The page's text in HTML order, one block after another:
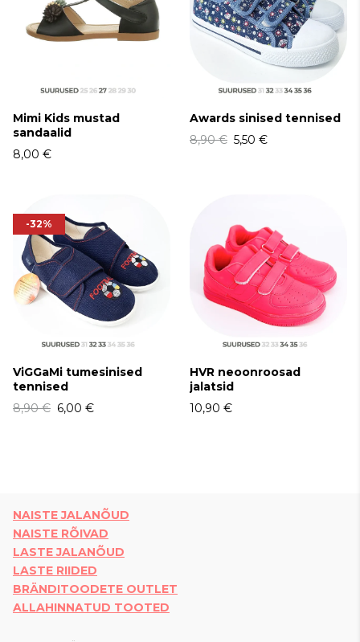
Mimi Kids mustad
sandaalid
8,00 €
Awards sinised tennised
8,90 € 5,50 €
-32%
ViGGaMi tumesinised
tennised
8,90 € 6,00 €
HVR neoonroosad
jalatsid
10,90 €
NAISTE JALANÕUD
NAISTE RÕIVAD
LASTE JALANÕUD
LASTE RIIDED
BRÄNDITOODETE OUTLET
ALLAHINNATUD TOOTED